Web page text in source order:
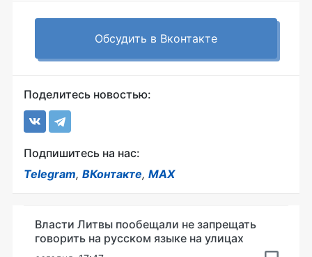
Обсудить в Вконтакте
Поделитесь новостью:
Подпишитесь на нас:
Telegram, ВКонтакте, MAX
Власти Литвы пообещали не запрещать
говорить на русском языке на улицах